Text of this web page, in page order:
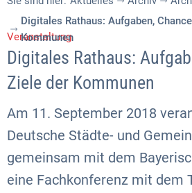
Digitales Rathaus: Aufgaben,
Kommunen
Veranstaltung
Digitales Rathaus:
Ziele der Kommunen
Am 11. September 2018
Deutsche Städte- und
gemeinsam mit dem
eine Fachkonferenz mit dem